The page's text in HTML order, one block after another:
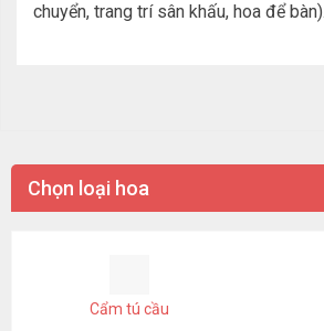
chuyển, trang trí sân khấu, hoa để bàn).
Chọn loại hoa
Cẩm tú cầu